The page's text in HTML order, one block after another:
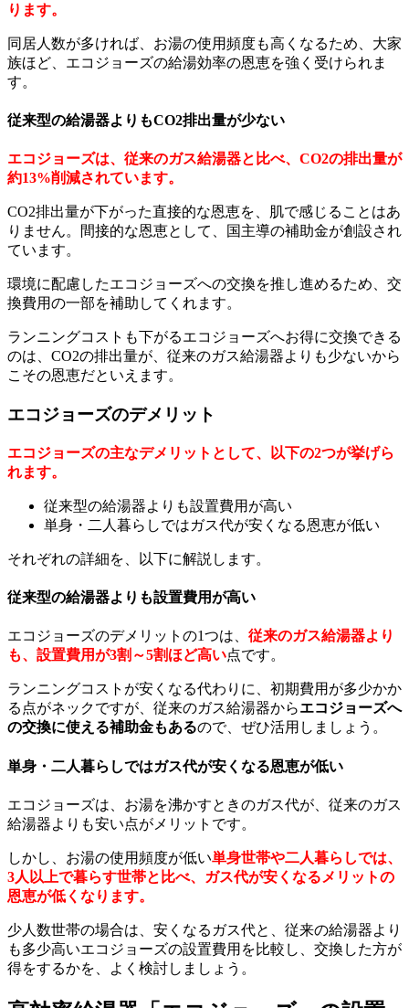
ります。
同居人数が多ければ、お湯の使用頻度も高くなるため、大家
族ほど、エコジョーズの給湯効率の恩恵を強く受けられま
す。
従来型の給湯器よりもCO2排出量が少ない
エコジョーズは、従来のガス給湯器と比べ、CO2の排出量が
約13%削減されています。
CO2排出量が下がった直接的な恩恵を、肌で感じることはあ
りません。間接的な恩恵として、国主導の補助金が創設され
ています。
環境に配慮したエコジョーズへの交換を推し進めるため、交
換費用の一部を補助してくれます。
ランニングコストも下がるエコジョーズへお得に交換できる
のは、CO2の排出量が、従来のガス給湯器よりも少ないから
こその恩恵だといえます。
エコジョーズのデメリット
エコジョーズの主なデメリットとして、以下の2つが挙げら
れます。
従来型の給湯器よりも設置費用が高い
単身・二人暮らしではガス代が安くなる恩恵が低い
それぞれの詳細を、以下に解説します。
従来型の給湯器よりも設置費用が高い
エコジョーズのデメリットの1つは、 従来のガス給湯器より
も、設置費用が3割～5割ほど高い点です。
ランニングコストが安くなる代わりに、初期費用が多少かか
る点がネックですが、従来のガス給湯器からエコジョーズへ
の交換に使える補助金もあるので、ぜひ活用しましょう。
単身・二人暮らしではガス代が安くなる恩恵が低い
エコジョーズは、お湯を沸かすときのガス代が、従来のガス
給湯器よりも安い点がメリットです。
しかし、お湯の使用頻度が低い単身世帯や二人暮らしでは、
3人以上で暮らす世帯と比べ、ガス代が安くなるメリットの
恩恵が低くなります。
少人数世帯の場合は、安くなるガス代と、従来の給湯器より
も多少高いエコジョーズの設置費用を比較し、交換した方が
得をするかを、よく検討しましょう。